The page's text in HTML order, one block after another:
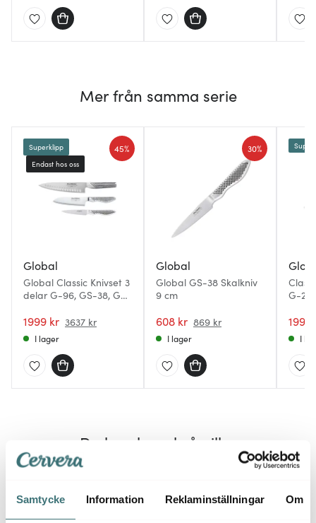
Samtycke Information Reklaminställningar Om
Mer från samma serie
Global
Global Classic Knivset 3
delar G-96, GS-38, GS-
1999 kr 3637 kr
45%
Superklipp
Endast hos oss
I lager
Global
Global GS-38 Skalkniv
9 cm
608 kr 869 kr
30%
I lager
G-2/
1994
I
Du kanske också gillar
30% 30%